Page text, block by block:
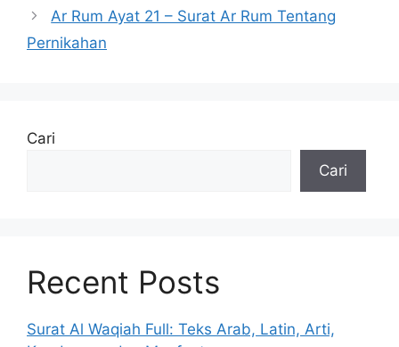
Ar Rum Ayat 21 – Surat Ar Rum Tentang
Pernikahan
Cari
Cari
Recent Posts
Surat Al Waqiah Full: Teks Arab, Latin, Arti,